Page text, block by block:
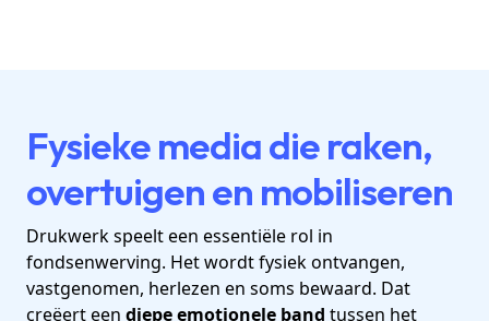
Fysieke media die raken,
overtuigen en mobiliseren
Drukwerk speelt een essentiële rol in
fondsenwerving. Het wordt fysiek ontvangen,
vastgenomen, herlezen en soms bewaard. Dat
creëert een diepe emotionele band tussen het